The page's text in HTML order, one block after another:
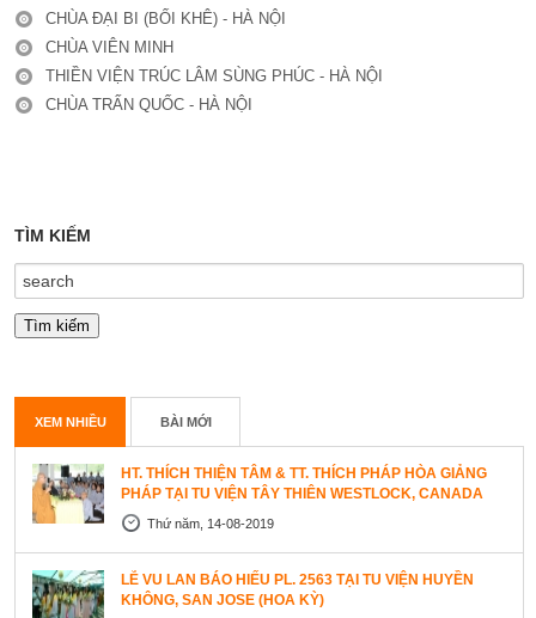
CHÙA ĐẠI BI (BỐI KHÊ) - HÀ NỘI
CHÙA VIÊN MINH
THIỀN VIỆN TRÚC LÂM SÙNG PHÚC - HÀ NỘI
CHÙA TRẤN QUỐC - HÀ NỘI
TÌM KIẾM
XEM NHIỀU BÀI MỚI
HT. THÍCH THIỆN TÂM & TT. THÍCH PHÁP HÒA GIẢNG
PHÁP TẠI TU VIỆN TÂY THIÊN WESTLOCK, CANADA
Thứ năm, 14-08-2019
LỄ VU LAN BÁO HIẾU PL. 2563 TẠI TU VIỆN HUYỀN
KHÔNG, SAN JOSE (HOA KỲ)